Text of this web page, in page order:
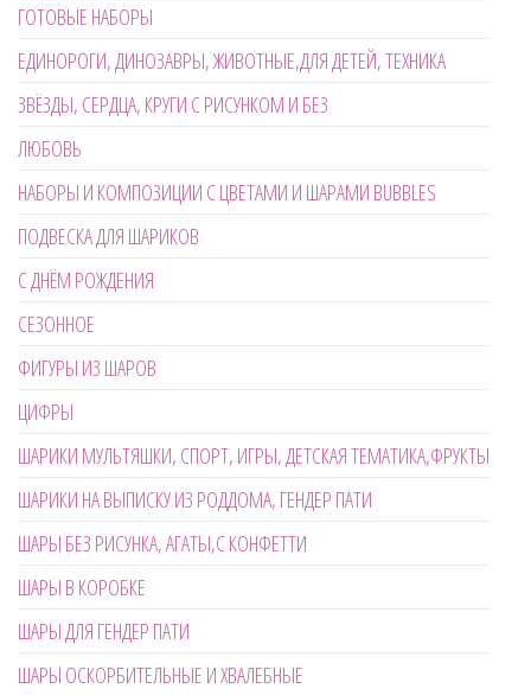
ГОТОВЫЕ НАБОРЫ
ЕДИНОРОГИ, ДИНОЗАВРЫ, ЖИВОТНЫЕ,ДЛЯ ДЕТЕЙ, ТЕХНИКА
ЗВЁЗДЫ, СЕРДЦА, КРУГИ С РИСУНКОМ И БЕЗ
ЛЮБОВЬ
НАБОРЫ И КОМПОЗИЦИИ С ЦВЕТАМИ И ШАРАМИ BUBBLES
ПОДВЕСКА ДЛЯ ШАРИКОВ
С ДНЁМ РОЖДЕНИЯ
СЕЗОННОЕ
ФИГУРЫ ИЗ ШАРОВ
ЦИФРЫ
ШАРИКИ МУЛЬТЯШКИ, СПОРТ, ИГРЫ, ДЕТСКАЯ ТЕМАТИКА,ФРУКТЫ
ШАРИКИ НА ВЫПИСКУ ИЗ РОДДОМА, ГЕНДЕР ПАТИ
ШАРЫ БЕЗ РИСУНКА, АГАТЫ,С КОНФЕТТИ
ШАРЫ В КОРОБКЕ
ШАРЫ ДЛЯ ГЕНДЕР ПАТИ
ШАРЫ ОСКОРБИТЕЛЬНЫЕ И ХВАЛЕБНЫЕ